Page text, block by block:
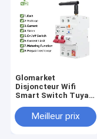
Glomarket
Disjoncteur Wifi
Smart Switch Tuya
Système domestique
intelligent Circuit
Meilleur prix